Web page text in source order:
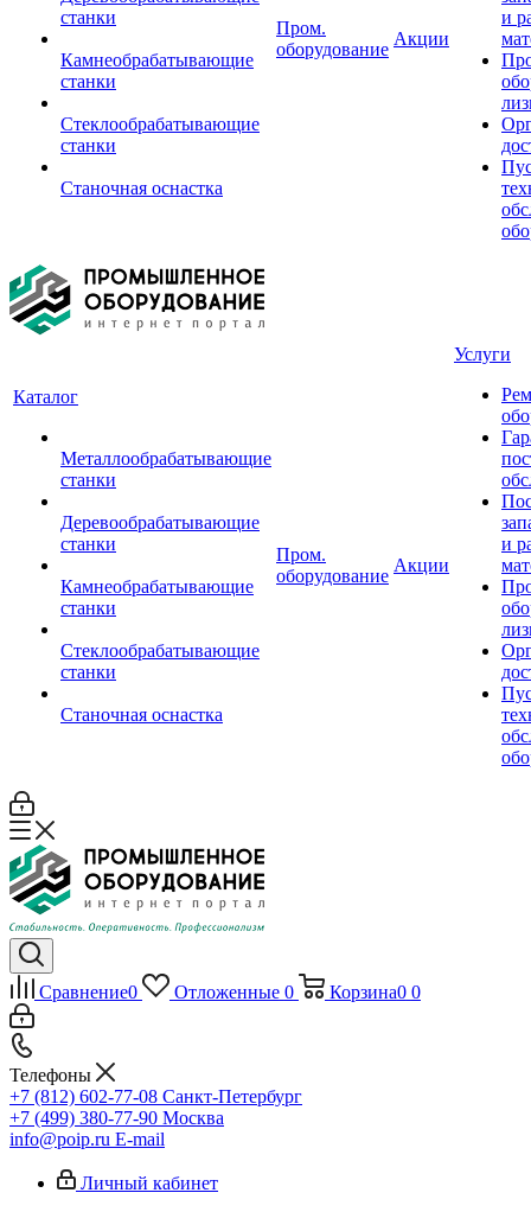
станки
Камнеобрабатывающие
станки
Стеклообрабатывающие
станки
Станочная оснастка
Пром.
оборудование
Акции
и
Каталог
Металлообрабатывающие
станки
Деревообрабатывающие
станки
Камнеобрабатывающие
станки
Стеклообрабатывающие
станки
Станочная оснастка
Пром.
оборудование
Акции
Услуги
и
Сравнение0 Отложенные 0 Корзина0 0
Телефоны
+7 (812) 602-77-08 Санкт-Петербург
+7 (499) 380-77-90 Москва
info@poip.ru E-mail
Личный кабинет